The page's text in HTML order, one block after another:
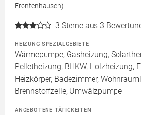
Frontenhausen)
3 Sterne aus 3
HEIZUNG SPEZIALGEBIETE
Wärmepumpe, Gasheizung,
Pelletheizung, BHKW, Holzheizung,
Heizkörper, Badezimmer,
Brennstoffzelle, Umwälzpumpe
ANGEBOTENE TÄTIGKEITEN